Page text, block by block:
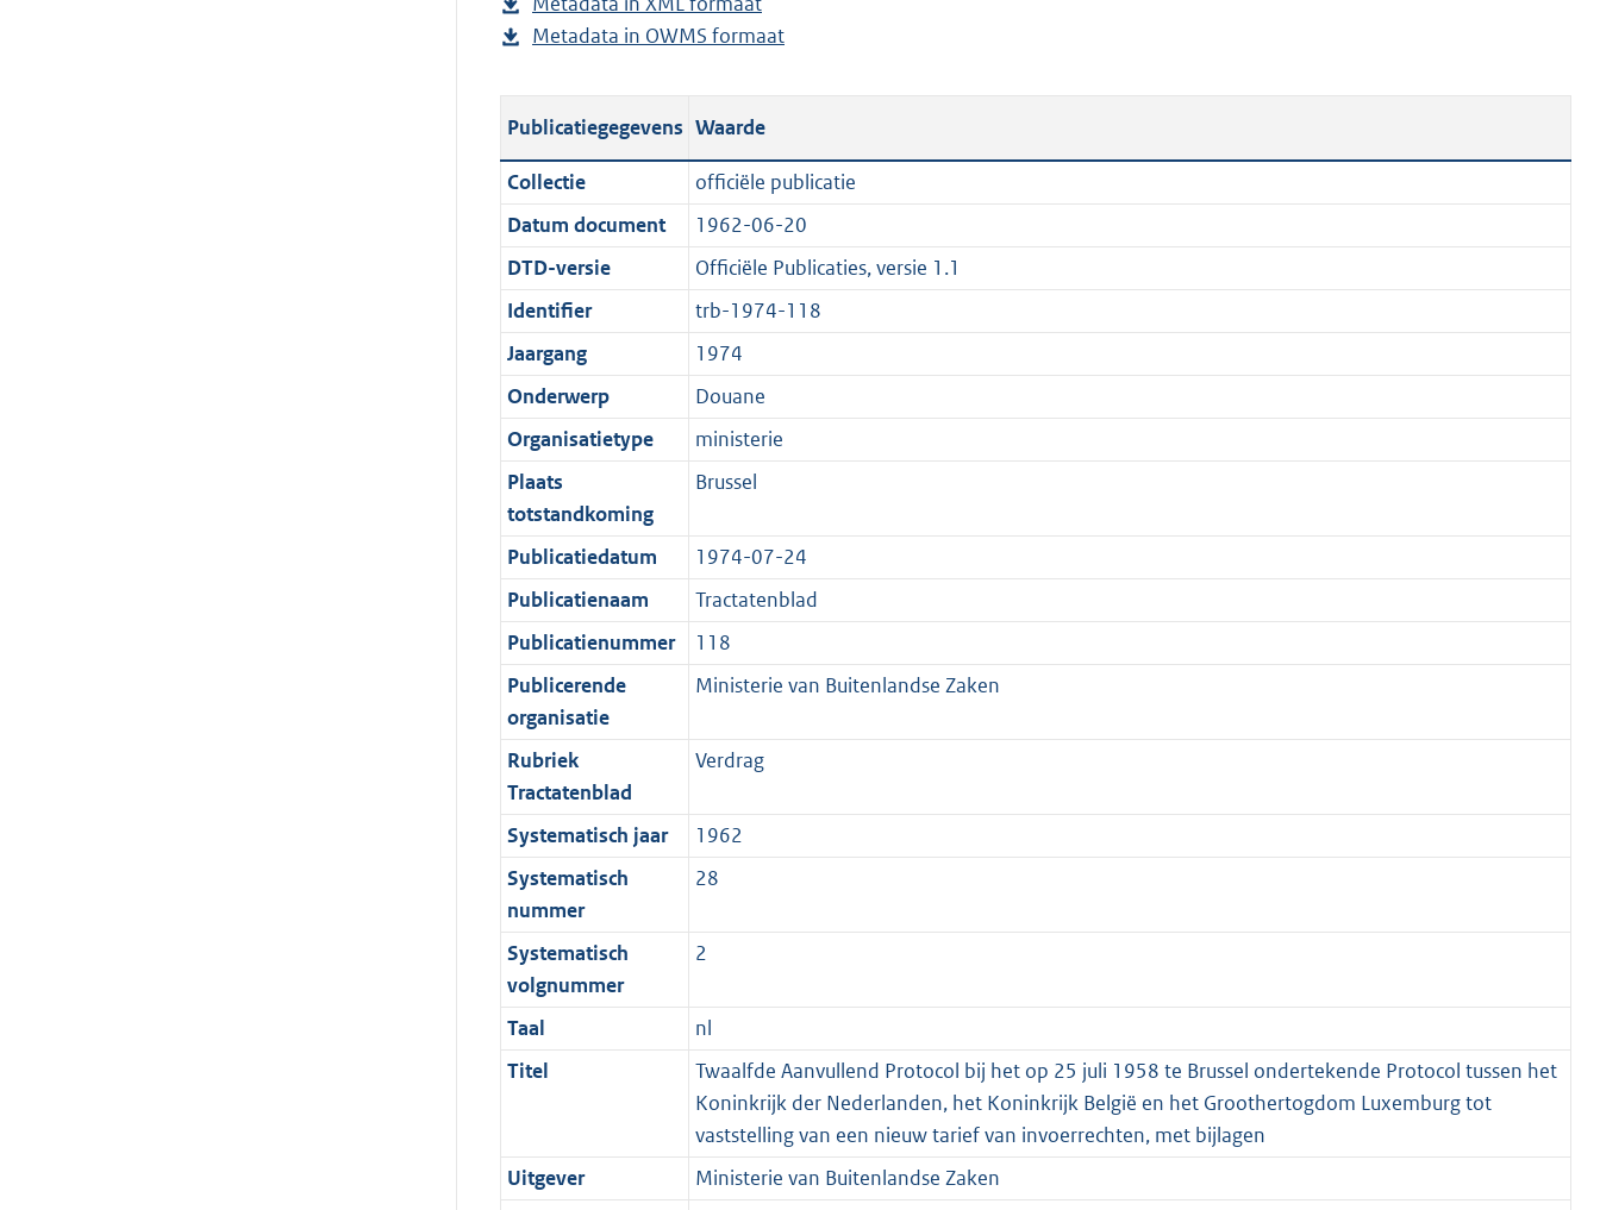
p
u
i
c
a
t
i
e
i
n
f
o
r
m
a
a
t
g
r
t
t
e
7
3
K
b
d
p
l
i
c
a
t
i
e
i
n
f
o
r
m
a
a
t
s
g
o
t
t
e
:
0
K
b
e
t
a
n
d
s
g
r
o
t
t
e
K
b
Metadata in OWMS formaat
s
a
n
d
s
g
r
t
2
K
b
Publicatiegegevens Waarde
Collectie
officiële publicatie
Datum document
1962-06-20
DTD-versie
Officiële Publicaties, versie 1.1
Identifier
trb-1974-118
Jaargang
1974
Onderwerp
Douane
Organisatietype
ministerie
Plaats
totstandkoming
Brussel
Publicatiedatum
1974-07-24
Publicatienaam
Tractatenblad
Publicatienummer
118
Publicerende
organisatie
Ministerie van Buitenlandse Zaken
Rubriek
Tractatenblad
Verdrag
Systematisch jaar
1962
Systematisch
nummer
28
Systematisch
volgnummer
2
Taal
nl
Titel
Twaalfde Aanvullend Protocol bij het op 25 juli 1958 te Brussel ondertekende Protocol tussen het
Koninkrijk der Nederlanden, het Koninkrijk België en het Groothertogdom Luxemburg tot
vaststelling van een nieuw tarief van invoerrechten, met bijlagen
Uitgever
Ministerie van Buitenlandse Zaken